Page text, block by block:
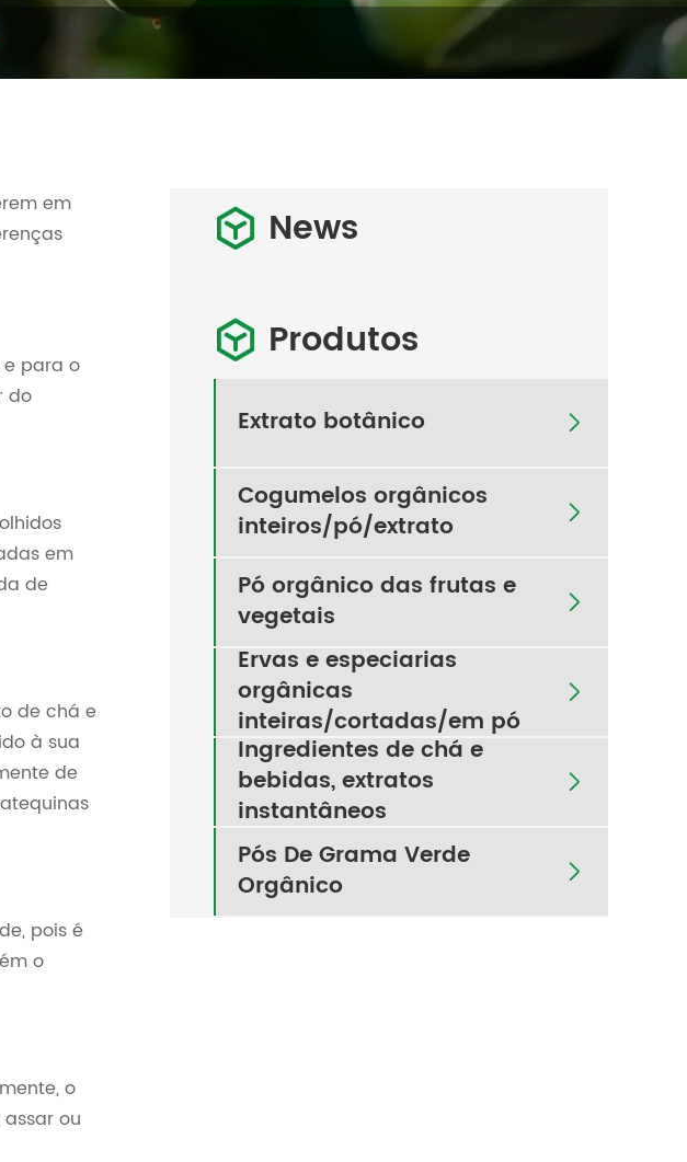
em
para o
do
em
de
de chá e
à sua
de
pois é
o
o
ou
 News
 Produtos
Extrato botânico 
Cogumelos orgânicos
inteiros/pó/extrato

Pó orgânico das frutas e
vegetais

Ervas e especiarias
orgânicas
inteiras/cortadas/em pó

Ingredientes de chá e
bebidas, extratos
instantâneos

Pós De Grama Verde
Orgânico
